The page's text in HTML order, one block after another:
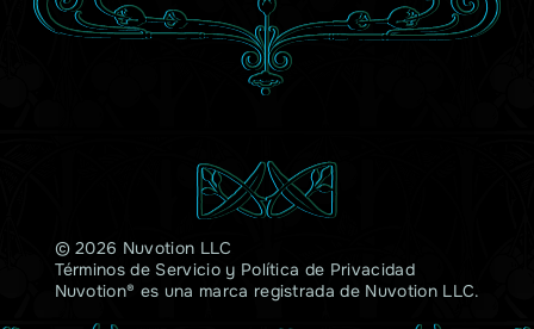
© 2026 Nuvotion LLC
Términos de Servicioy Política de Privacidad
Nuvotion® es una marca registrada de Nuvotion LLC.